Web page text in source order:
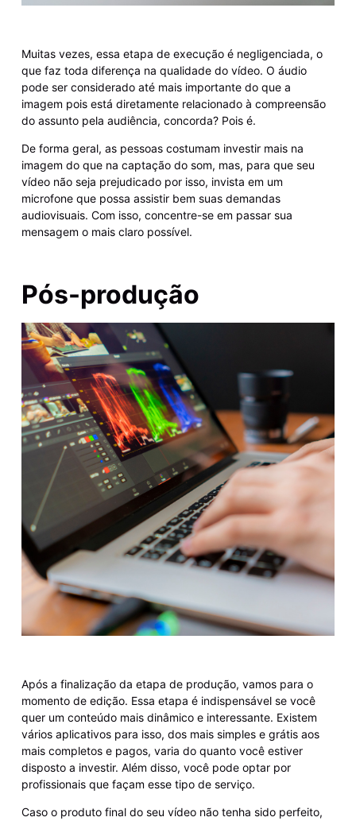
Muitas vezes, essa etapa de execução é negligenciada, o
que faz toda diferença na qualidade do vídeo. O áudio
pode ser considerado até mais importante do que a
imagem pois está diretamente relacionado à compreensão
do assunto pela audiência, concorda? Pois é.
De forma geral, as pessoas costumam investir mais na
imagem do que na captação do som, mas, para que seu
vídeo não seja prejudicado por isso, invista em um
microfone que possa assistir bem suas demandas
audiovisuais. Com isso, concentre-se em passar sua
mensagem o mais claro possível.
Pós-produção
Após a finalização da etapa de produção, vamos para o
momento de edição. Essa etapa é indispensável se você
quer um conteúdo mais dinâmico e interessante. Existem
vários aplicativos para isso, dos mais simples e grátis aos
mais completos e pagos, varia do quanto você estiver
disposto a investir. Além disso, você pode optar por
profissionais que façam esse tipo de serviço.
Caso o produto final do seu vídeo não tenha sido perfeito,